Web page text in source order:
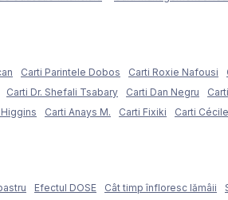
Carti Parintele Dobos Carti Roxie Nafousi
Carti Dr. Shefali Tsabary Carti Dan Negru
Carti Anays M. Carti Fixiki Carti
Efectul DOSE Cât timp înfloresc lămâii